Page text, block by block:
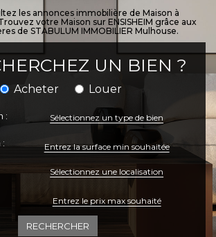
TRANSACTION
Estimation
SYNDIC
ActuCopro
CONTACT
ESPACE CLIENTS
les annonces immobilière de Maison à
votre Maison sur ENSISHEIM grâce aux
de STABULUM IMMOBILIER Mulhouse.
UN BIEN ?
Acheter Louer
: Sélectionnez un type de bien
Sélectionnez une localisation